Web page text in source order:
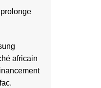
africain